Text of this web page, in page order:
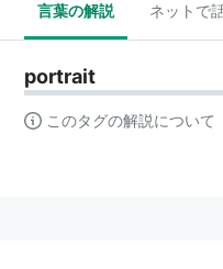
言葉の解説 ネットで
portrait
このタグの解説について